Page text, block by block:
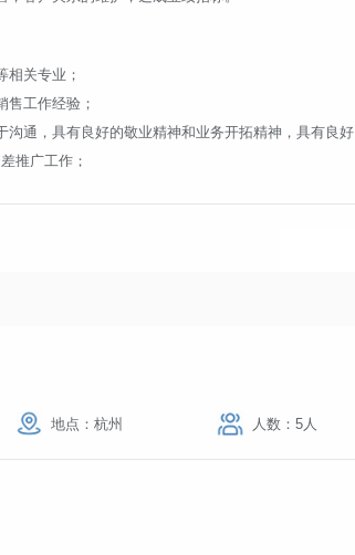
相关专业；
售工作经验；
沟通，具有良好的敬业精神和业务开拓精神，具有良好
推广工作；
地点：杭州 人数：5人